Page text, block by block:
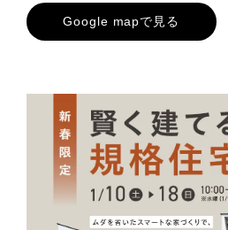
Google mapで見る